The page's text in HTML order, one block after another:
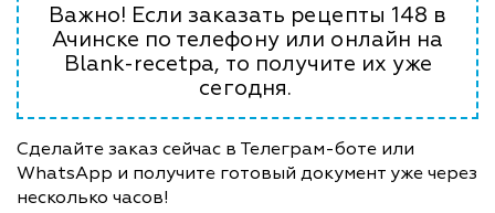
Важно! Если заказать рецепты 148 в
Ачинске по телефону или онлайн на
Blank-recetpa, то получите их уже
сегодня.
Сделайте заказ сейчас в Телеграм-боте или
WhatsApp и получите готовый документ уже через
несколько часов!